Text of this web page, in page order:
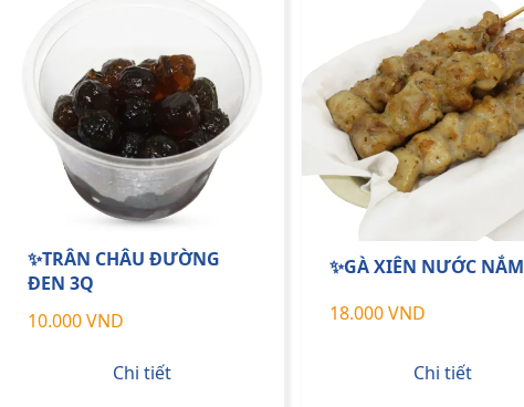
✨TRÂN CHÂU ĐƯỜNG
ĐEN 3Q
10.000 VND
Chi tiết
✨GÀ XIÊN NƯỚC NẮM
18.000 VND
Chi tiết